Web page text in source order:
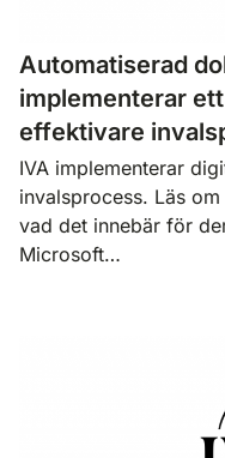
Automatiserad
implementerar
effektivare
IVA implementerar
invalsprocess. Läs
vad det innebär för
Microsoft…